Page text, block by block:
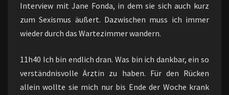
Interview mit Jane Fonda, in dem sie sich auch kurz
zum Sexismus äußert. Dazwischen muss ich immer
wieder durch das Wartezimmer wandern.
11h40 Ich bin endlich dran. Was bin ich dankbar, ein so
verständnisvolle Ärztin zu haben. Für den Rücken
allein wollte sie mich nur bis Ende der Woche krank